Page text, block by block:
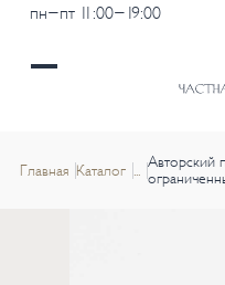
пн-пт 11:00-19:00
Главная Каталог
Авторский